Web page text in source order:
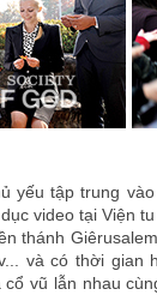
yếu tập trung
video tại Viện
thánh
và có thời
vũ lẫn nhau